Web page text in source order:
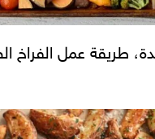
طريقة عمل الفراخ